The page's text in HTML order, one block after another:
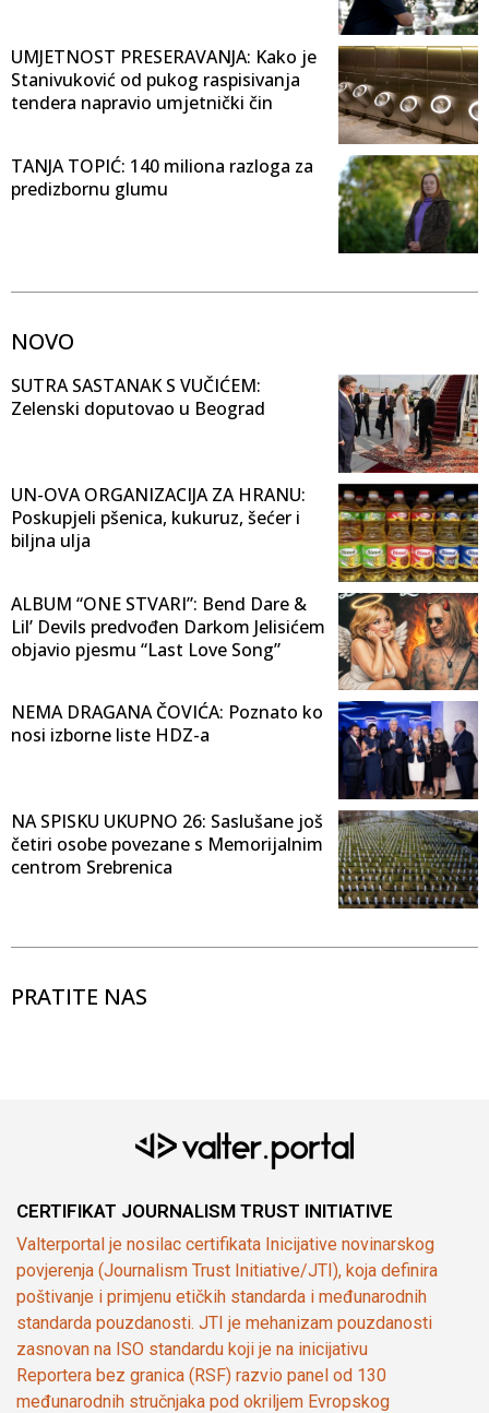
UMJETNOST PRESERAVANJA: Kako je
Stanivuković od pukog raspisivanja
tendera napravio umjetnički čin
TANJA TOPIĆ: 140 miliona razloga za
predizbornu glumu
NOVO
SUTRA SASTANAK S VUČIĆEM:
Zelenski doputovao u Beograd
UN-OVA ORGANIZACIJA ZA HRANU:
Poskupjeli pšenica, kukuruz, šećer i
biljna ulja
ALBUM “ONE STVARI”: Bend Dare &
Lil’ Devils predvođen Darkom Jelisićem
objavio pjesmu “Last Love Song”
NEMA DRAGANA ČOVIĆA: Poznato ko
nosi izborne liste HDZ-a
NA SPISKU UKUPNO 26: Saslušane još
četiri osobe povezane s Memorijalnim
centrom Srebrenica
PRATITE NAS
CERTIFIKAT JOURNALISM TRUST INITIATIVE
Valterportal je nosilac certifikata Inicijative novinarskog
povjerenja (Journalism Trust Initiative/JTI), koja definira
poštivanje i primjenu etičkih standarda i međunarodnih
standarda pouzdanosti. JTI je mehanizam pouzdanosti
zasnovan na ISO standardu koji je na inicijativu
Reportera bez granica (RSF) razvio panel od 130
međunarodnih stručnjaka pod okriljem Evropskog